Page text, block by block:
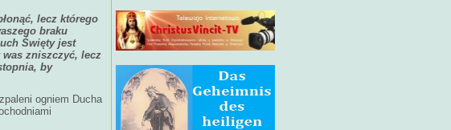
lecz którego
braku
Święty jest
was zniszczyć, lecz
by
ogniem Ducha